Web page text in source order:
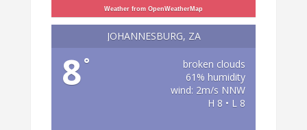
Weather from OpenWeatherMap
JOHANNESBURG, ZA
8°
broken clouds
61% humidity
wind: 2m/s NNW
H 8 • L 8